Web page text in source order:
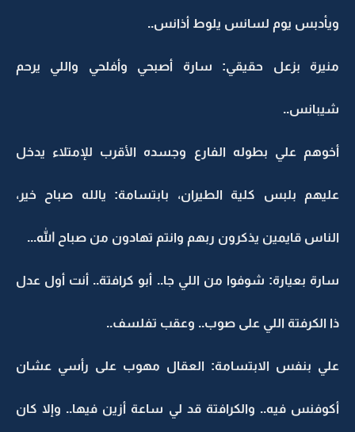
ويأدبس يوم لسانس يلوط أذانس..
منيرة بزعل حقيقي: سارة أصبحي وأفلحي واللي يرحم
شيبانس..
أخوهم علي بطوله الفارع وجسده الأقرب للإمتلاء يدخل
عليهم بلبس كلية الطيران، بابتسامة: يالله صباح خير،
الناس قايمين يذكرون ربهم وانتم تهادون من صباح الله...
سارة بعيارة: شوفوا من اللي جا.. أبو كرافتة.. أنت أول عدل
ذا الكرفتة اللي على صوب.. وعقب تفلسف..
علي بنفس الابتسامة: العقال مهوب على رأسي عشان
أكوفنس فيه.. والكرافتة قد لي ساعة أزين فيها.. وإلا كان